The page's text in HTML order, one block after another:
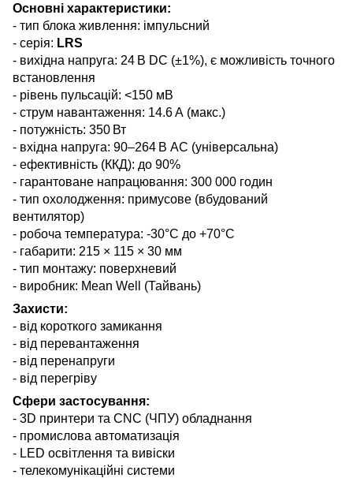
Основні характеристики:
- тип блока живлення: імпульсний
- серія: LRS
- вихідна напруга: 24 В DC (±1%), є можливість точного
встановлення
- рівень пульсацій: <150 мВ
- струм навантаження: 14.6 А (макс.)
- потужність: 350 Вт
- вхідна напруга: 90–264 В AC (універсальна)
- ефективність (ККД): до 90%
- гарантоване напрацювання: 300 000 годин
- тип охолодження: примусове (вбудований
вентилятор)
- робоча температура: -30°C до +70°C
- габарити: 215 × 115 × 30 мм
- тип монтажу: поверхневий
- виробник: Mean Well (Тайвань)
Захисти:
- від короткого замикання
- від перевантаження
- від перенапруги
- від перегріву
Сфери застосування:
- 3D принтери та CNC (ЧПУ) обладнання
- промислова автоматизація
- LED освітлення та вивіски
- телекомунікаційні системи